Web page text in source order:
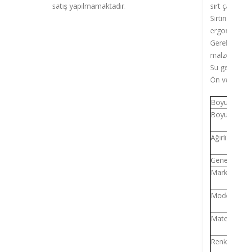
satış yapılmamaktadır.
sırt
Su
Ön
Renk